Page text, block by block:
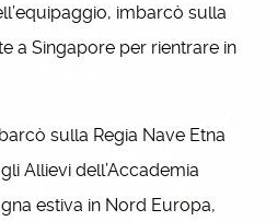
imbarcò sulla
a Singapore per rientrare in
sulla Regia Nave Etna
Allievi dell’Accademia
estiva in Nord Europa,